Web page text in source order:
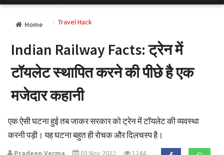
g
e
a
v
i
g
a
o
Home Travel Hack
Indian Railway Facts: ट्रेन में
टॉयलेट स्थापित करने की पीछे है एक
मजेदार कहानी
एक ऐसी घटना हुई तब जाकर सरकार को ट्रेन में टॉयलेट की व्यवस्था
करनी पड़ी। यह घटना बहुत ही रोचक और दिलचस्प है।
Pradeep Verma 03 Nov 2022 1244